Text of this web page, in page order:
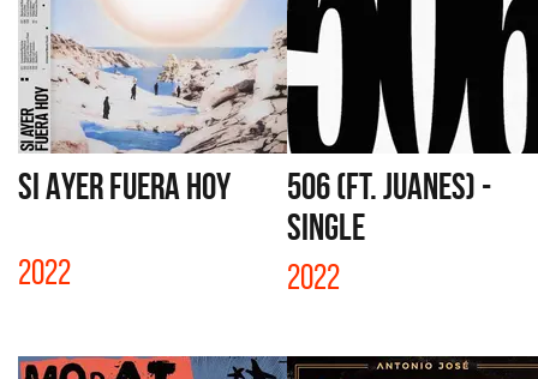
SI AYER FUERA HOY
2022
506 (FT. JUANES) -
SINGLE
2022